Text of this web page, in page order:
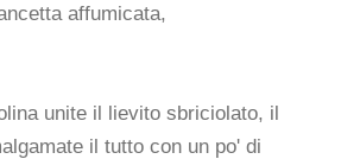
affumicata,
unite il lievito sbriciolato, il
il tutto con un po' di